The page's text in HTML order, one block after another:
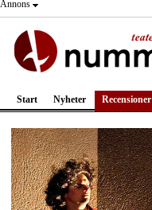
Annons
Start Nyheter Recensioner